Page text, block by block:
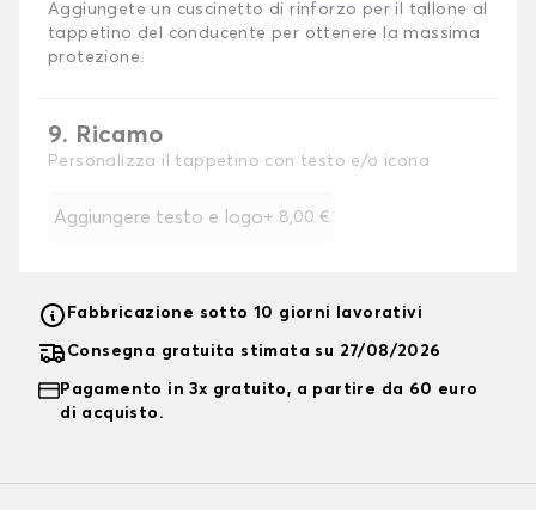
Aggiungete un cuscinetto di rinforzo per il tallone al
tappetino del conducente per ottenere la massima
protezione.
9. Ricamo
Personalizza il tappetino con testo e/o icona
Aggiungere testo e logo+ 8,00 €
Fabbricazione sotto 10 giorni lavorativi
Consegna gratuita stimata su 27/08/2026
Pagamento in 3x gratuito, a partire da 60 euro
di acquisto.